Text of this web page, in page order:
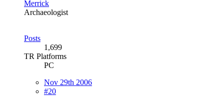
Merrick
Archaeologist
Posts
1,699
TR Platforms
PC
Nov 29th 2006
#20